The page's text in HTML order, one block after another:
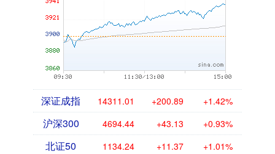
深证成指 14311.01 +200.89 +1.42%
沪深300 4694.44 +43.13 +0.93%
北证50 1134.24 +11.37 +1.01%